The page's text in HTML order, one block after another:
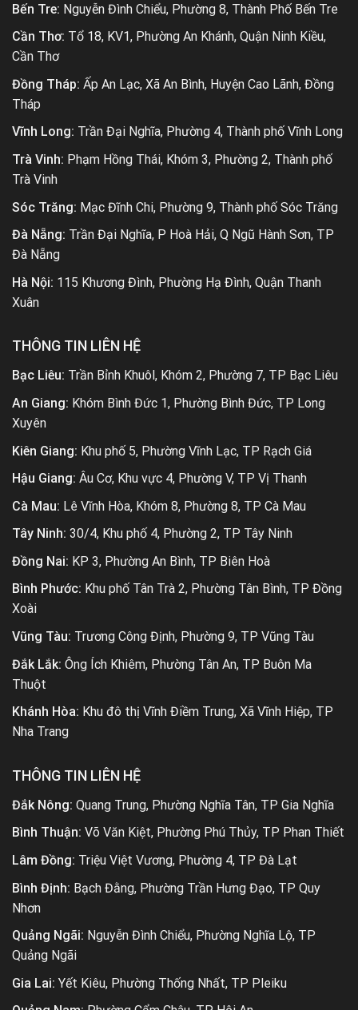
Bến Tre: Nguyễn Đình Chiểu, Phường 8, Thành Phố Bến Tre
Cần Thơ: Tổ 18, KV1, Phường An Khánh, Quận Ninh Kiều,
Cần Thơ
Đồng Tháp: Ấp An Lạc, Xã An Bình, Huyện Cao Lãnh, Đồng
Tháp
Vĩnh Long: Trần Đại Nghĩa, Phường 4, Thành phố Vĩnh Long
Trà Vinh: Phạm Hồng Thái, Khóm 3, Phường 2, Thành phố
Trà Vinh
Sóc Trăng: Mạc Đĩnh Chi, Phường 9, Thành phố Sóc Trăng
Đà Nẵng: Trần Đại Nghĩa, P Hoà Hải, Q Ngũ Hành Sơn, TP
Đà Nẵng
Hà Nội: 115 Khương Đình, Phường Hạ Đình, Quận Thanh
Xuân
THÔNG TIN LIÊN HỆ
Bạc Liêu: Trần Bỉnh Khuôl, Khóm 2, Phường 7, TP Bạc Liêu
An Giang: Khóm Bình Đức 1, Phường Bình Đức, TP Long
Xuyên
Kiên Giang: Khu phố 5, Phường Vĩnh Lạc, TP Rạch Giá
Hậu Giang: Âu Cơ, Khu vực 4, Phường V, TP Vị Thanh
Cà Mau: Lê Vĩnh Hòa, Khóm 8, Phường 8, TP Cà Mau
Tây Ninh: 30/4, Khu phố 4, Phường 2, TP Tây Ninh
Đồng Nai: KP 3, Phường An Bình, TP Biên Hoà
Bình Phước: Khu phố Tân Trà 2, Phường Tân Bình, TP Đồng
Xoài
Vũng Tàu: Trương Công Định, Phường 9, TP Vũng Tàu
Đắk Lắk: Ông Ích Khiêm, Phường Tân An, TP Buôn Ma
Thuột
Khánh Hòa: Khu đô thị Vĩnh Điềm Trung, Xã Vĩnh Hiệp, TP
Nha Trang
THÔNG TIN LIÊN HỆ
Đắk Nông: Quang Trung, Phường Nghĩa Tân, TP Gia Nghĩa
Bình Thuận: Võ Văn Kiệt, Phường Phú Thủy, TP Phan Thiết
Lâm Đồng: Triệu Việt Vương, Phường 4, TP Đà Lạt
Bình Định: Bạch Đằng, Phường Trần Hưng Đạo, TP Quy
Nhơn
Quảng Ngãi: Nguyễn Đình Chiểu, Phường Nghĩa Lộ, TP
Quảng Ngãi
Gia Lai: Yết Kiêu, Phường Thống Nhất, TP Pleiku